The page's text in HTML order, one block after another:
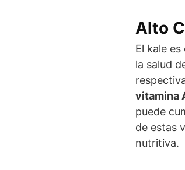
Alto
El kale
la salud
vitamina
puede
de estas
nutritiva.